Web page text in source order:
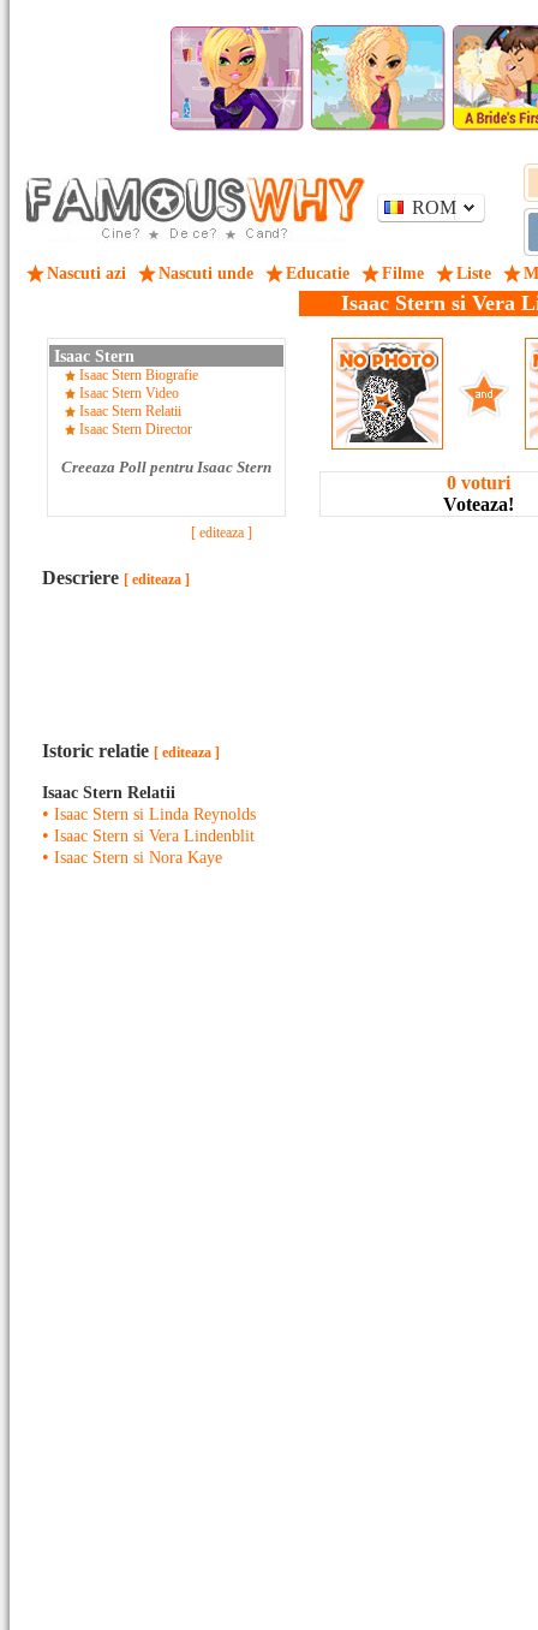
ROM
Nascuti azi Nascuti unde Educatie Filme Liste
Isaac Stern si Vera
Isaac Stern
Isaac Stern Biografie
Isaac Stern Video
Isaac Stern Relatii
Isaac Stern Director
Creeaza Poll pentru Isaac Stern
0 voturi
Voteaza!
[ editeaza ]
Descriere [ editeaza ]
Istoric relatie [ editeaza ]
Isaac Stern Relatii
• Isaac Stern si Linda Reynolds
• Isaac Stern si Vera Lindenblit
• Isaac Stern si Nora Kaye